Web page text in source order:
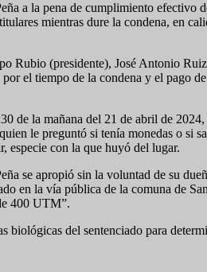
a la pena de cumplimiento efectivo
mientras dure la condena, en
(presidente), José Antonio
el tiempo de la condena y el pago
de la mañana del 21 de abril de
le preguntó si tenía monedas o si
especie con la que huyó del lugar.
se apropió sin la voluntad de su
en la vía pública de la comuna de
400 UTM”.
del sentenciado para